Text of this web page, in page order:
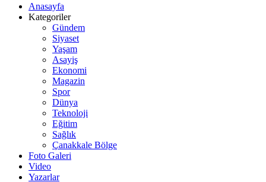
Anasayfa
Kategoriler
Gündem
Siyaset
Yaşam
Asayiş
Ekonomi
Magazin
Spor
Dünya
Teknoloji
Eğitim
Sağlık
Çanakkale Bölge
Foto Galeri
Video
Yazarlar